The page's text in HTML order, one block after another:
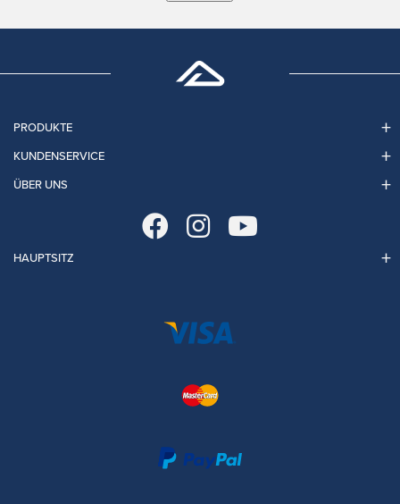
PRODUKTE
KUNDENSERVICE
ÜBER UNS
HAUPTSITZ